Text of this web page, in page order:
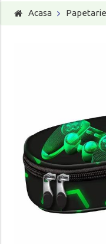
Acasa Papetarie